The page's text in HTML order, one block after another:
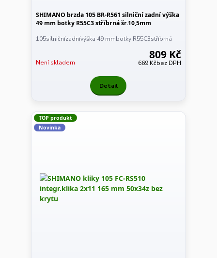
SHIMANO brzda 105 BR-R561 silniční zadní výška
49 mm botky R55C3 stříbrná šr.10,5mm
105silničnízadnívýška 49 mmbotky R55C3stříbrná
809 Kč
669 Kčbez DPH
Není skladem
Detail
TOP produkt
Novinka